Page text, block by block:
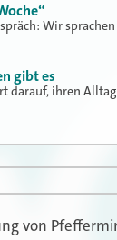
Wir
gibt es
darauf, ihren
von